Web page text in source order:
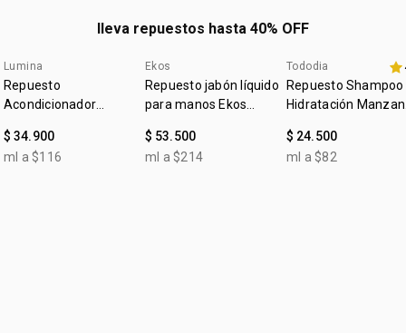
lleva repuestos hasta 40% OFF
4u al 40%
Lumina
Repuesto
Acondicionador
Crecimiento Lumina
300ml
$ 34.900
ml a $116
Ekos
Repuesto jabón líquido
para manos Ekos
$ 53.500
ml a $214
Tododia
Repuesto Shampoo
Hidratación
$ 24.500
ml a $82